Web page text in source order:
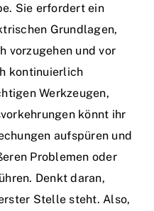
Sie erfordert ein
Grundlagen,
vorzugehen und vor
kontinuierlich
Werkzeugen,
könnt ihr
aufspüren und
Problemen oder
Denkt daran,
Stelle steht. Also,